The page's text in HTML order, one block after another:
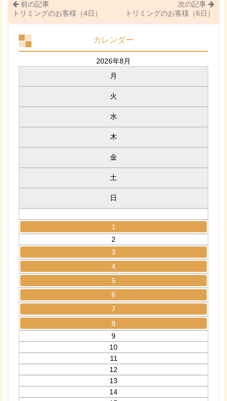
前の記事
トリミングのお客様（4日）
次の記事
トリミングのお客様（6日）
カレンダー
2026年8月
月
火
水
木
金
土
日
1
2
3
4
5
6
7
8
9
10
11
12
13
14